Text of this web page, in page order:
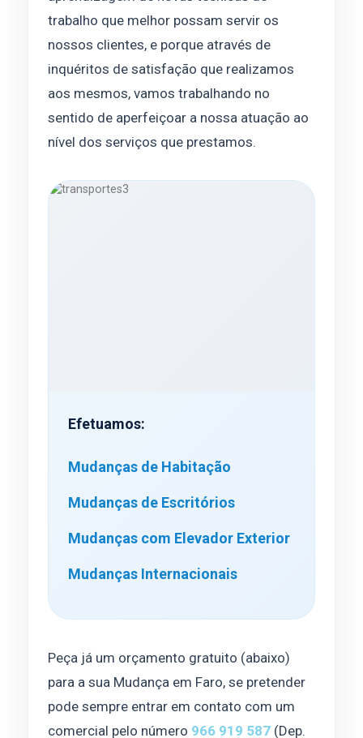
trabalho que melhor possam servir os
nossos clientes, e porque através de
inquéritos de satisfação que realizamos
aos mesmos, vamos trabalhando no
sentido de aperfeiçoar a nossa atuação ao
nível dos serviços que prestamos.
Efetuamos:
Mudanças de Habitação
Mudanças de Escritórios
Mudanças com Elevador Exterior
Mudanças Internacionais
Peça já um orçamento gratuito (abaixo)
para a sua Mudança em Faro, se pretender
pode sempre entrar em contato com um
comercial pelo número 966 919 587 (Dep.